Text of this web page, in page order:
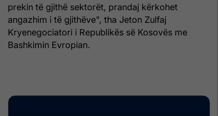
prekin të gjithë sektorët, prandaj kërkohet
angazhim i të gjithëve", tha Jeton Zulfaj
Kryenegociatori i Republikës së Kosovës me
Bashkimin Evropian.